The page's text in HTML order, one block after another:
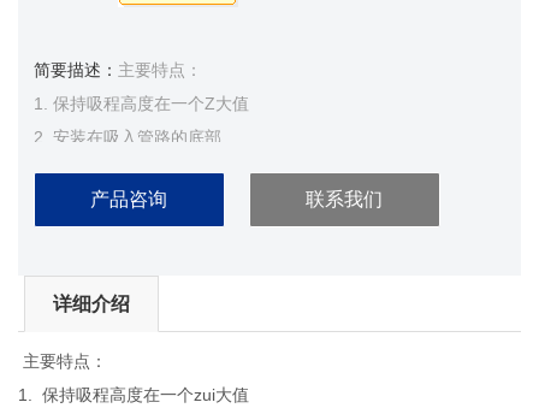
简要描述： 主要特点：
1. 保持吸程高度在一个Z大值
2. 安装在吸入管路的底部
3. 防止吸入可能污染系统的颗粒
产品咨询 联系我们
详细介绍
主要特点：
1. 保持吸程高度在一个zui大值